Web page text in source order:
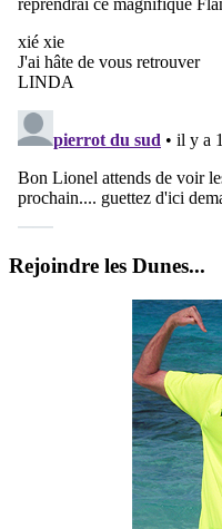
Rejoindre les Dunes...